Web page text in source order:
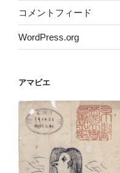
コメントフィード
WordPress.org
アマビエ